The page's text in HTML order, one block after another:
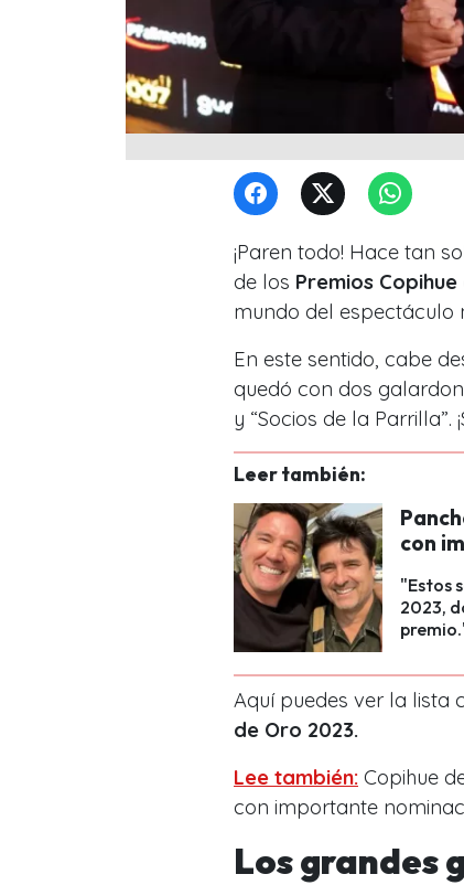
¡Paren todo! Hace tan
de los Premios
mundo del espectáculo
En este sentido, cabe
quedó con dos
y “Socios de la Parrilla”.
Leer también:
con
"Estos
2023,
Aquí puedes ver la lista
de Oro 2023.
Lee también: Copihue
con importante
Los grandes